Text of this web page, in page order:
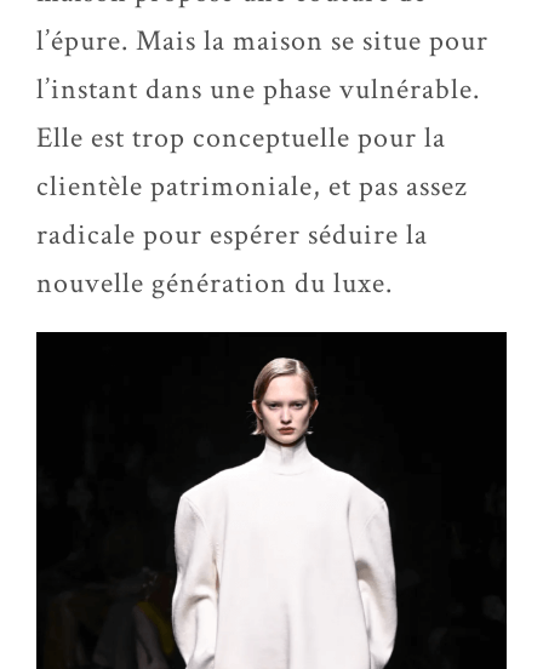
l’épure. Mais la maison se situe pour
l’instant dans une phase vulnérable.
Elle est trop conceptuelle pour la
clientèle patrimoniale, et pas assez
radicale pour espérer séduire la
nouvelle génération du luxe.